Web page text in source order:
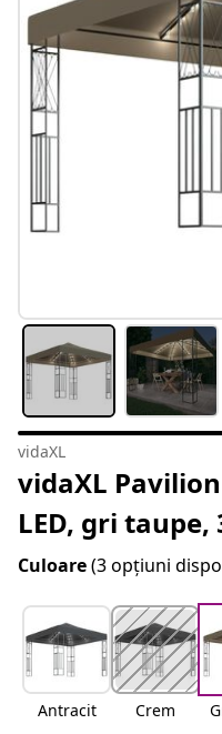
vidaXL
vidaXL
LED, gri
Culoare(3 opțiuni
Antracit Crem